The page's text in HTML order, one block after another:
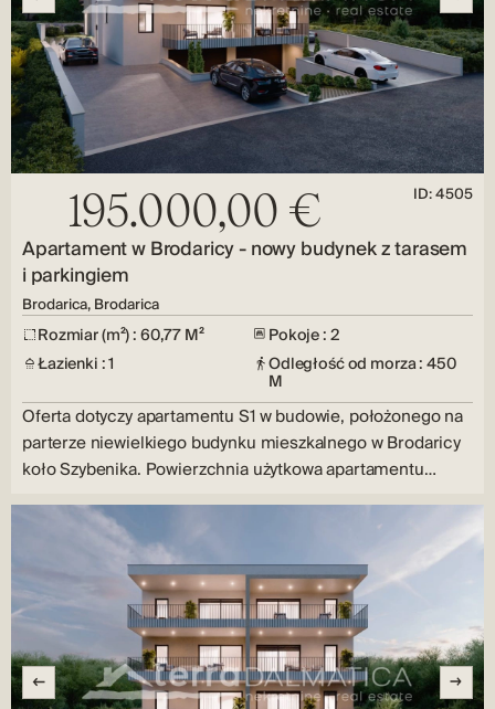
195.000,00 € ID: 4505
Apartament w Brodaricy - nowy budynek z tarasem
i parkingiem
Brodarica, Brodarica
Rozmiar (m²) : 60,77 M²
Pokoje : 2
Łazienki : 1
Odległość od morza : 450
M
Oferta dotyczy apartamentu S1 w budowie, położonego na
parterze niewielkiego budynku mieszkalnego w Brodaricy
koło Szybenika. Powierzchnia użytkowa apartamentu